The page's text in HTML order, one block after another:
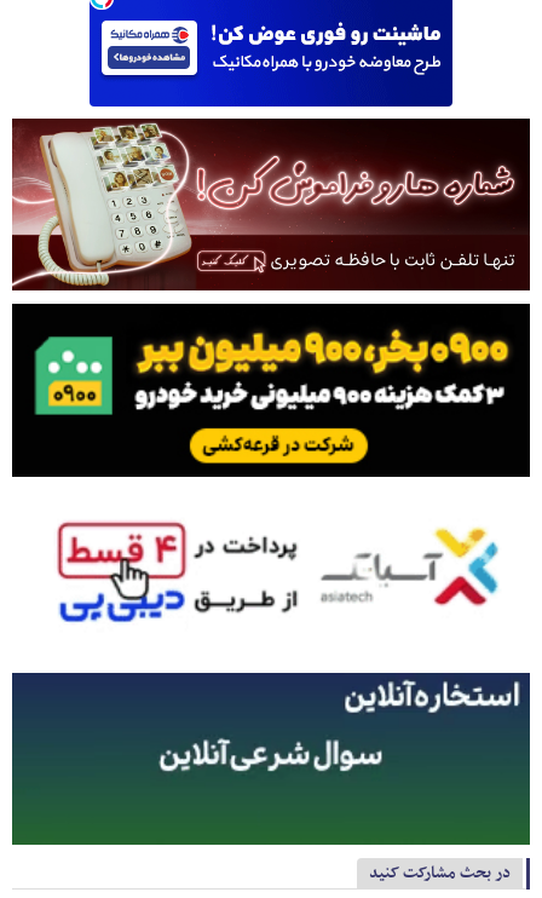
در بحث مشارکت کنید